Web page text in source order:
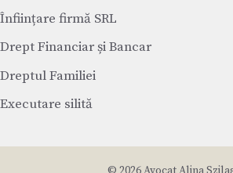
Înființare firmă SRL
Drept Financiar și Bancar
Dreptul Familiei
Executare silită